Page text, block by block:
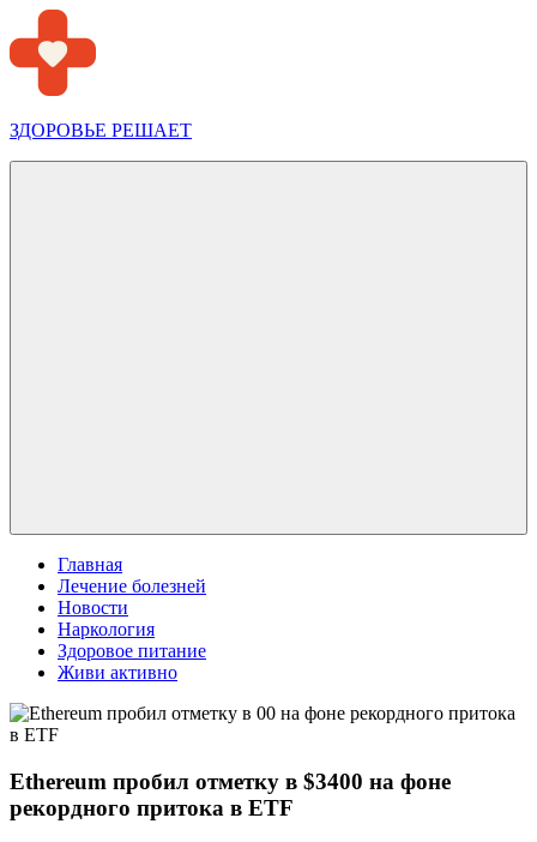
Перейти
к
содержимому
ЗДОРОВЬЕ РЕШАЕТ
Главная
Лечение болезней
Новости
Наркология
Здоровое питание
Живи активно
Ethereum пробил отметку в $3400 на фоне
рекордного притока в ETF